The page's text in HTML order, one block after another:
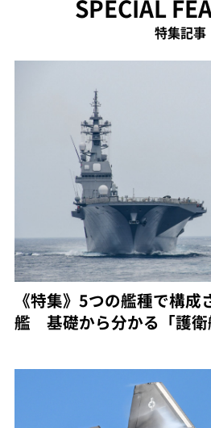
SPECIAL
特集記事
《特集》5つの艦種で構成
艦 基礎から分かる「護衛